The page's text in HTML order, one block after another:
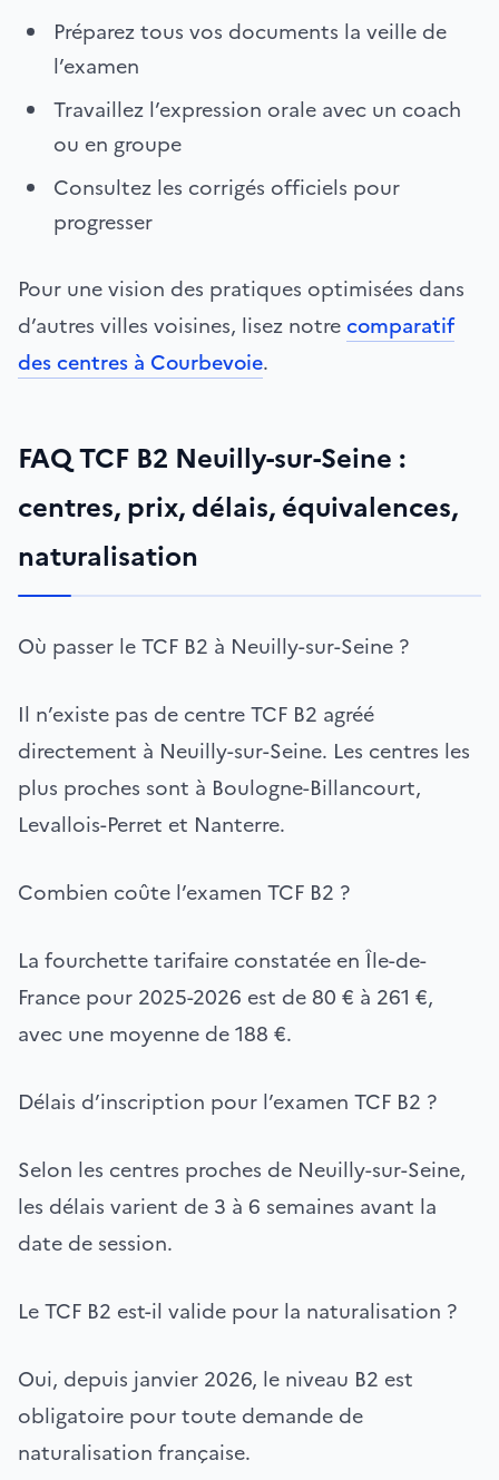
Préparez tous vos documents la veille de
l’examen
Travaillez l’expression orale avec un coach
ou en groupe
Consultez les corrigés officiels pour
progresser
Pour une vision des pratiques optimisées dans
d’autres villes voisines, lisez notrecomparatif
des centres à Courbevoie.
FAQ TCF B2 Neuilly-sur-Seine :
centres, prix, délais, équivalences,
naturalisation
Où passer le TCF B2 à Neuilly-sur-Seine ?
Il n’existe pas de centre TCF B2 agréé
directement à Neuilly-sur-Seine. Les centres les
plus proches sont à Boulogne-Billancourt,
Levallois-Perret et Nanterre.
Combien coûte l’examen TCF B2 ?
La fourchette tarifaire constatée en Île-de-
France pour 2025-2026 est de 80 € à 261 €,
avec une moyenne de 188 €.
Délais d’inscription pour l’examen TCF B2 ?
Selon les centres proches de Neuilly-sur-Seine,
les délais varient de 3 à 6 semaines avant la
date de session.
Le TCF B2 est-il valide pour la naturalisation ?
Oui, depuis janvier 2026, le niveau B2 est
obligatoire pour toute demande de
naturalisation française.